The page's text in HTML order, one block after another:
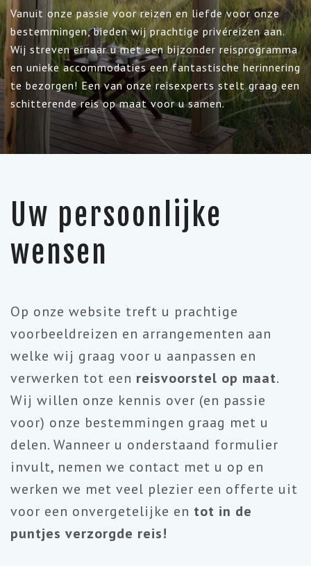
Vanuit onze passie voor reizen en liefde voor onze
bestemmingen, bieden wij prachtige privéreizen aan.
Wij streven ernaar u met een bijzonder reisprogramma
en unieke accommodaties een fantastische herinnering
te bezorgen! Een van onze reisexperts stelt graag een
schitterende reis op maat voor u samen.
Uw persoonlijke
wensen
Op onze website treft u prachtige
voorbeeldreizen en arrangementen aan
welke wij graag voor u aanpassen en
verwerken tot een reisvoorstel op maat.
Wij willen onze kennis over (en passie
voor) onze bestemmingen graag met u
delen. Wanneer u onderstaand formulier
invult, nemen we contact met u op en
werken we met veel plezier een offerte uit
voor een onvergetelijke en tot in de
puntjes verzorgde reis!